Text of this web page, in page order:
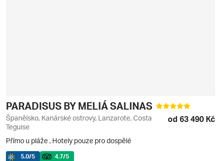
PARADISUS BY MELIÁ SALINAS
Španělsko, Kanárské ostrovy, Lanzarote, Costa
Teguise
od 63 490 Kč
Přímo u pláže , Hotely pouze pro dospělé
5.0/5 4.7/5